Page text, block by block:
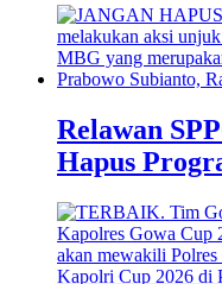
Relawan
Hapus